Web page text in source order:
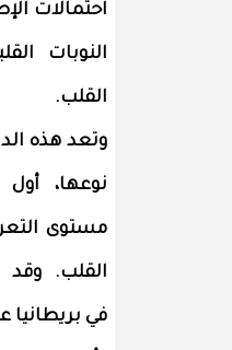
احتمالات
النوبات
القلب.
وتعد هذه
نوعها،
مستوى
في